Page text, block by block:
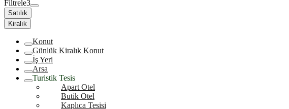
Filtrele3
Satılık
Kiralık
Konut
Günlük Kiralık Konut
İş Yeri
Arsa
Turistik Tesis
Apart Otel
Butik Otel
Kaplıca Tesisi